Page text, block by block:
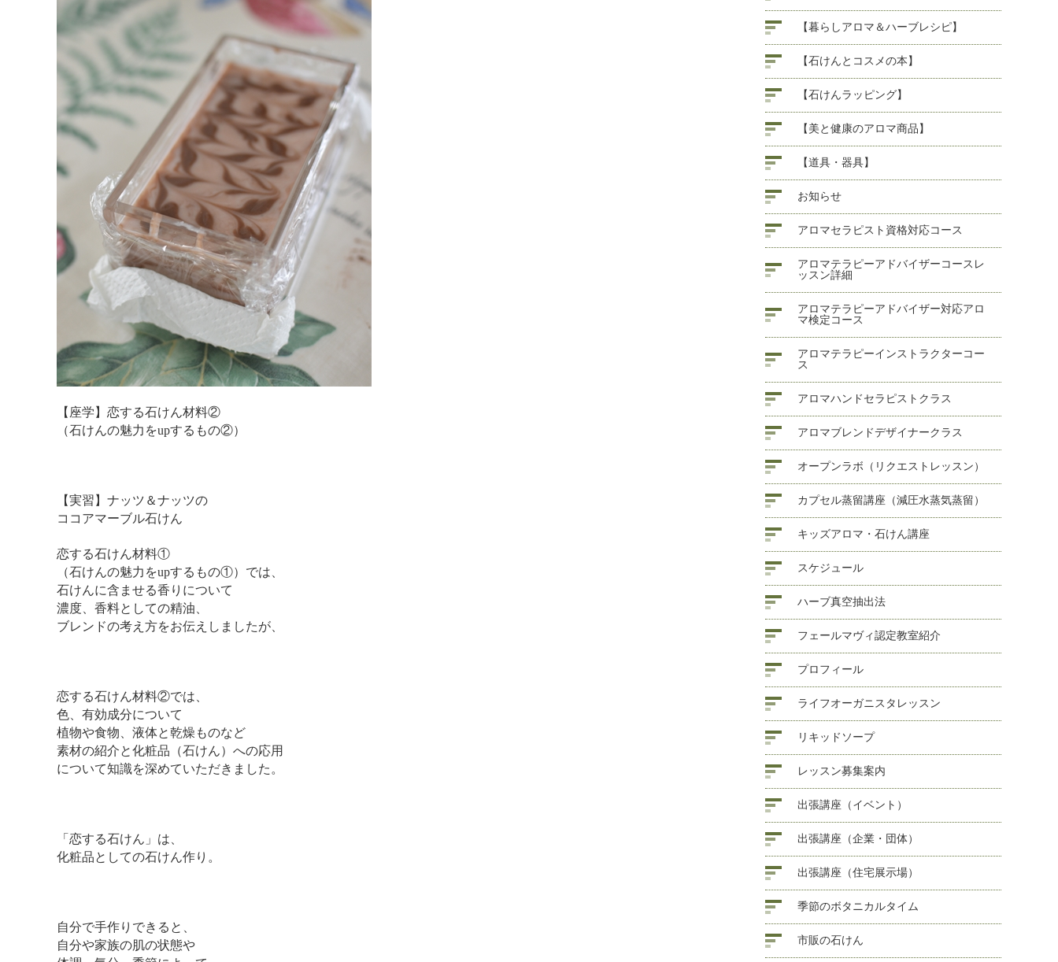
【座学】恋する石けん材料②
（石けんの魅力をupするもの②）
【実習】ナッツ＆ナッツの
ココアマーブル石けん
恋する石けん材料①
（石けんの魅力をupするもの①）では、
石けんに含ませる香りについて
濃度、香料としての精油、
ブレンドの考え方をお伝えしましたが、
恋する石けん材料②では、
色、有効成分について
植物や食物、液体と乾燥ものなど
素材の紹介と化粧品（石けん）への応用
について知識を深めていただきました。
「恋する石けん」は、
化粧品としての石けん作り。
自分で手作りできると、
自分や家族の肌の状態や
【暮らしアロマ＆ハーブレシピ】
【石けんとコスメの本】
【石けんラッピング】
【美と健康のアロマ商品】
【道具・器具】
お知らせ
アロマセラピスト資格対応コース
アロマテラピーアドバイザーコースレ
ッスン詳細
アロマテラピーアドバイザー対応アロ
マ検定コース
アロマテラピーインストラクターコー
ス
アロマハンドセラピストクラス
アロマブレンドデザイナークラス
オープンラボ（リクエストレッスン）
カプセル蒸留講座（減圧水蒸気蒸留）
キッズアロマ・石けん講座
スケジュール
ハーブ真空抽出法
フェールマヴィ認定教室紹介
プロフィール
ライフオーガニスタレッスン
リキッドソープ
レッスン募集案内
出張講座（イベント）
出張講座（企業・団体）
出張講座（住宅展示場）
季節のボタニカルタイム
市販の石けん